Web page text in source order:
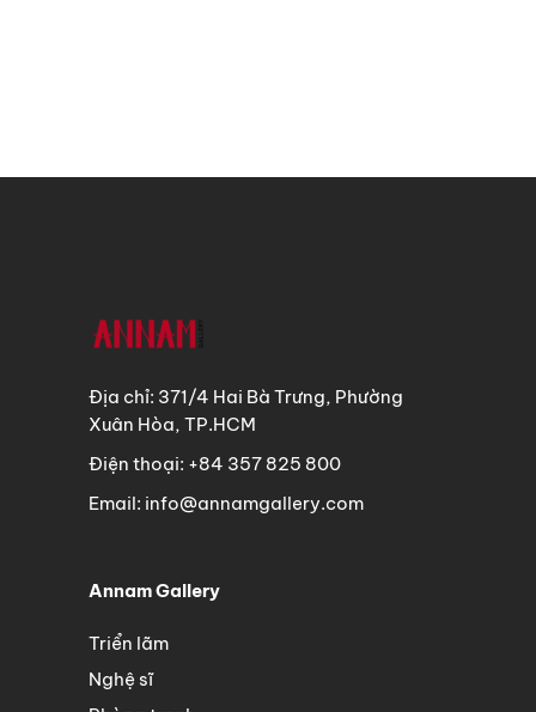
Địa chỉ: 371/4 Hai Bà Trưng, Phường
Xuân Hòa, TP.HCM
Điện thoại: +84 357 825 800
Email: info@annamgallery.com
Annam Gallery
Triển lãm
Nghệ sĩ